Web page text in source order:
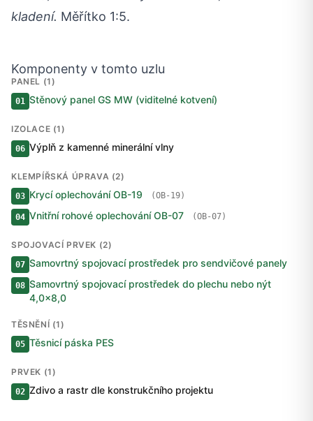
kladení. Měřítko 1:5.
Komponenty v tomto uzlu
PANEL (1)
01 Stěnový panel GS MW (viditelné kotvení)
IZOLACE (1)
06 Výplň z kamenné minerální vlny
KLEMPÍŘSKÁ ÚPRAVA (2)
03 Krycí oplechování OB-19 (OB-19)
04 Vnitřní rohové oplechování OB-07 (OB-07)
SPOJOVACÍ PRVEK (2)
07 Samovrtný spojovací prostředek pro sendvičové panely
08 Samovrtný spojovací prostředek do plechu nebo nýt
4,0×8,0
TĚSNĚNÍ (1)
05 Těsnicí páska PES
PRVEK (1)
02 Zdivo a rastr dle konstrukčního projektu